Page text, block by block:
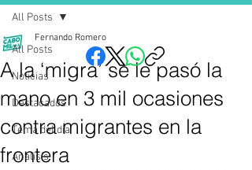
All Posts
Noticias
Destacados
Tema del dia
Analisis
All Posts
A la ‘migra’ se le pasó la
mano en 3 mil ocasiones
contra migrantes en la
frontera
Fernando Romero